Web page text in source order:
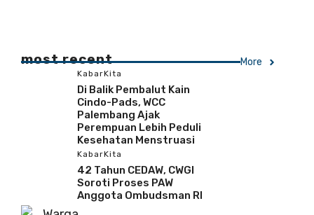
most recent More
KabarKita
Di Balik Pembalut Kain
Cindo-Pads, WCC
Palembang Ajak
Perempuan Lebih Peduli
Kesehatan Menstruasi
KabarKita
42 Tahun CEDAW, CWGI
Soroti Proses PAW
Anggota Ombudsman RI